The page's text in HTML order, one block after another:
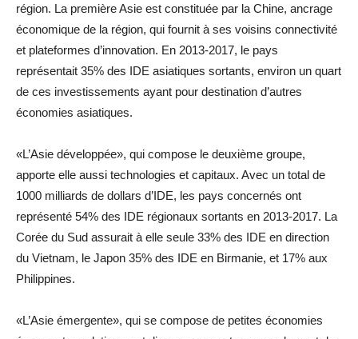
région. La première Asie est constituée par la Chine, ancrage
économique de la région, qui fournit à ses voisins connectivité
et plateformes d’innovation. En 2013-2017, le pays
représentait 35% des IDE asiatiques sortants, environ un quart
de ces investissements ayant pour destination d’autres
économies asiatiques.
«L’Asie développée», qui compose le deuxième groupe,
apporte elle aussi technologies et capitaux. Avec un total de
1000 milliards de dollars d’IDE, les pays concernés ont
représenté 54% des IDE régionaux sortants en 2013-2017. La
Corée du Sud assurait à elle seule 33% des IDE en direction
du Vietnam, le Japon 35% des IDE en Birmanie, et 17% aux
Philippines.
«L’Asie émergente», qui se compose de petites économies